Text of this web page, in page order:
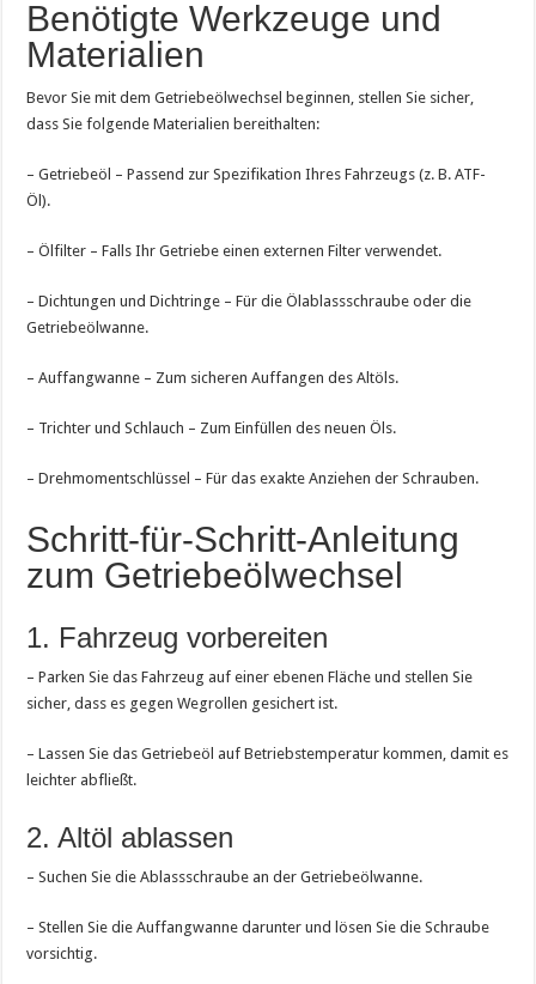
Benötigte Werkzeuge und
Materialien
Bevor Sie mit dem Getriebeölwechsel beginnen, stellen Sie sicher,
dass Sie folgende Materialien bereithalten:
– Getriebeöl – Passend zur Spezifikation Ihres Fahrzeugs (z. B. ATF-
Öl).
– Ölfilter – Falls Ihr Getriebe einen externen Filter verwendet.
– Dichtungen und Dichtringe – Für die Ölablassschraube oder die
Getriebeölwanne.
– Auffangwanne – Zum sicheren Auffangen des Altöls.
– Trichter und Schlauch – Zum Einfüllen des neuen Öls.
– Drehmomentschlüssel – Für das exakte Anziehen der Schrauben.
Schritt-für-Schritt-Anleitung
zum Getriebeölwechsel
1. Fahrzeug vorbereiten
– Parken Sie das Fahrzeug auf einer ebenen Fläche und stellen Sie
sicher, dass es gegen Wegrollen gesichert ist.
– Lassen Sie das Getriebeöl auf Betriebstemperatur kommen, damit es
leichter abfließt.
2. Altöl ablassen
– Suchen Sie die Ablassschraube an der Getriebeölwanne.
– Stellen Sie die Auffangwanne darunter und lösen Sie die Schraube
vorsichtig.